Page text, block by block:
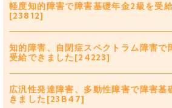
軽度知的障害で障害基礎年金2級を受
[23812]
知的障害、自閉症スペクトラム障害で
受給できました[24223]
広汎性発達障害、多動性障害で障害基
きました[23B47]